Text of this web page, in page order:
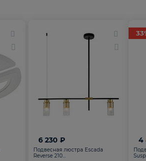
6 230 ₽
Подвесная люстра Escada
Reverse 210...
4